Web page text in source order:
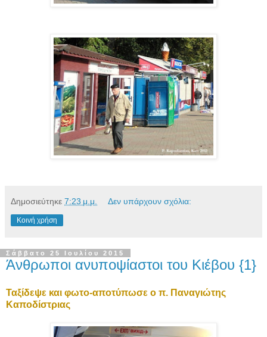
Δημοσιεύτηκε 7:23 μ.μ. Δεν υπάρχουν σχόλια:
Κοινή χρήση
Σάββατο 25 Ιουλίου 2015
Άνθρωποι ανυποψίαστοι του Κιέβου {1}
Ταξίδεψε και φωτο-αποτύπωσε ο π. Παναγιώτης
Καποδίστριας